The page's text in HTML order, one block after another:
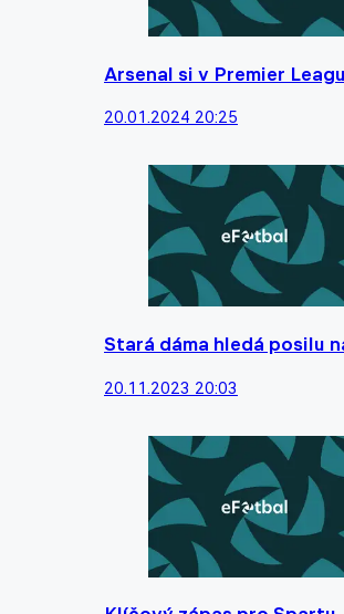
Arsenal si v Premier
20.01.2024 20:25
Stará dáma hledá posilu
20.11.2023 20:03